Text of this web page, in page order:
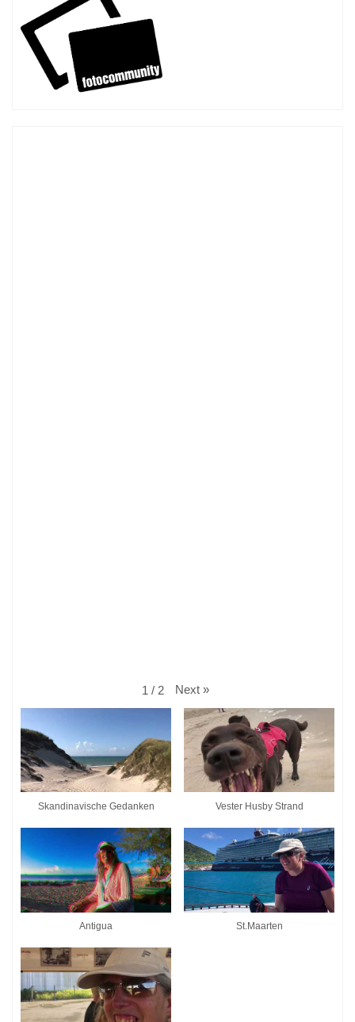
1 / 2 Next »
Skandinavische Gedanken Vester Husby Strand
Antigua St.Maarten